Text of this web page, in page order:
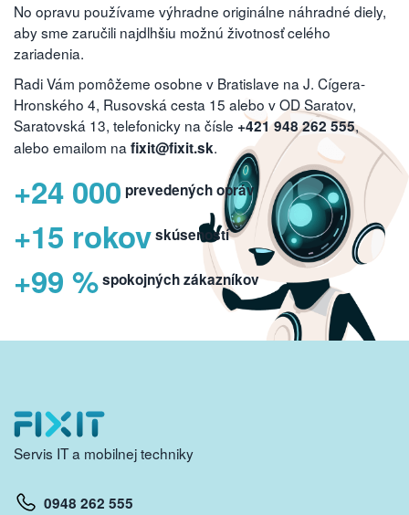
No opravu používame výhradne originálne náhradné diely,
aby sme zaručili najdlhšiu možnú životnosť celého
zariadenia.
Radi Vám pomôžeme osobne v Bratislave na J. Cígera-
Hronského 4, Rusovská cesta 15 alebo v OD Saratov,
Saratovská 13, telefonicky na čísle +421 948 262 555,
alebo emailom na fixit@fixit.sk.
+24 000 prevedených opráv
+15 rokovskúseností
+99 %spokojných zákazníkov
Servis IT a mobilnej techniky
0948 262 555